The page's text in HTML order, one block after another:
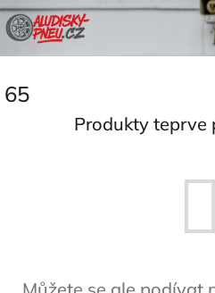
Přejít
na
obsah
65
Produkty teprve